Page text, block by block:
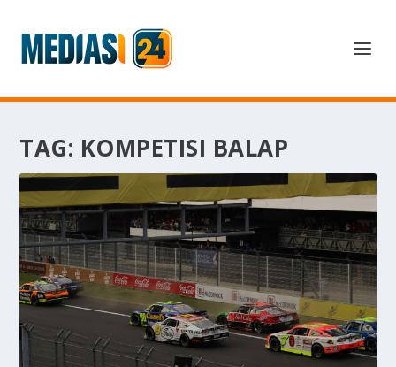
TAG: KOMPETISI BALAP